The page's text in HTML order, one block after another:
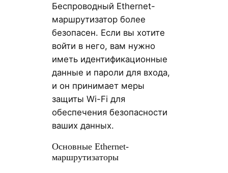
Беспроводный Ethernet-
маршрутизатор более
безопасен. Если вы хотите
войти в него, вам нужно
иметь идентификационные
данные и пароли для входа,
и он принимает меры
защиты Wi-Fi для
обеспечения безопасности
ваших данных.
Основные Ethernet-
маршрутизаторы